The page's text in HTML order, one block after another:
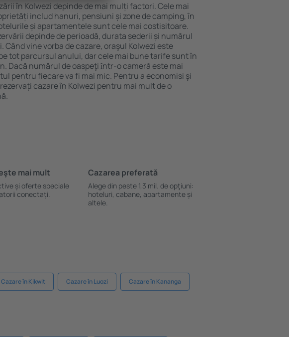
în Kolwezi depinde de mai mulți factori. Cele mai
includ hanuri, pensiuni și zone de camping, în
și apartamentele sunt cele mai costisitoare.
depinde de perioadă, durata șederii și numărul
Când vine vorba de cazare, oraşul Kolwezi este
tot parcursul anului, dar cele mai bune tarife sunt în
Dacă numărul de oaspeţi ȋntr-o cameră este mai
pentru fiecare va fi mai mic. Pentru a economisi şi
cazare în Kolwezi pentru mai mult de o
mai mult
și oferte speciale
conectați.
Cazarea preferată
Alege din peste 1,3 mil. de opţiuni:
hoteluri, cabane, apartamente și
altele.
Cazare în Kikwit Cazare în Luozi Cazare în Kananga